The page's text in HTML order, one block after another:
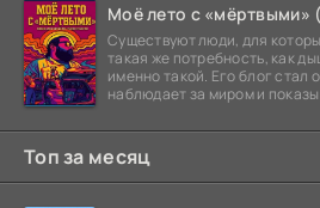
Моё лето с «мёртвыми»
Существуют люди, для
такая же потребность, как
именно такой. Его блог стал
наблюдает за миром и
Топ за месяц